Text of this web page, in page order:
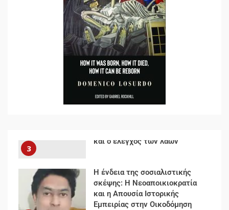
ριζοσπαστικής, Αριστεράς και
ανασυγκρότηση του
Κομμουνιστικού Κινήματος
Για την απόφαση του 4ου
Συνεδρίου του Αριστερού
Ρεύματος
3
και ο έλεγχος των λαών
Η ένδεια της σοσιαλιστικής
σκέψης: Η Νεοαποικιοκρατία
και η Απουσία Ιστορικής
Εμπειρίας στην Οικοδόμηση